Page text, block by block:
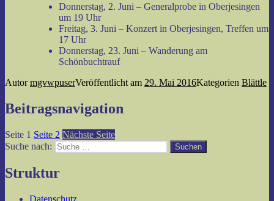
Donnerstag, 2. Juni – Generalprobe in Oberjesingen
um 19 Uhr
Freitag, 3. Juni – Konzert in Oberjesingen, Treffen um
17 Uhr
Donnerstag, 23. Juni – Wanderung am
Schönbuchtrauf
AutormgvwpuserVeröffentlicht am 29. Mai 2016Kategorien Blättle
Beitragsnavigation
Seite 1 Seite 2 Nächste Seite
Suche nach:
Suchen
Struktur